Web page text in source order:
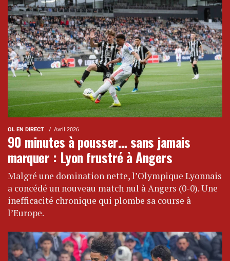
OL EN DIRECT Avril 2026
90 minutes à pousser… sans jamais
marquer : Lyon frustré à Angers
Malgré une domination nette, l’Olympique Lyonnais
a concédé un nouveau match nul à Angers (0-0). Une
inefficacité chronique qui plombe sa course à
l’Europe.